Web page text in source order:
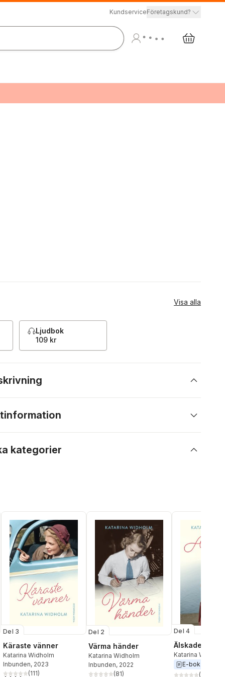
KundserviceFöretagskund?
Visa alla
Ljudbok
109 kr
kategorier
Del 3
Käraste vänner
Katarina Widholm
Inbunden, 2023
(111)
Del 2
Värma händer
Katarina Widholm
Inbunden, 2022
(81)
Del 4
Älskade Betty
Katarina Widholm
E-bok
(